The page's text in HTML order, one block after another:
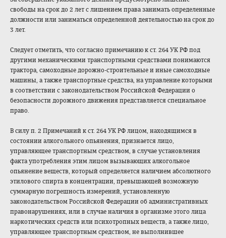
свободы на срок до 2 лет с лишением права занимать определенные
должности или заниматься определенной деятельностью на срок до
3 лет.
Следует отметить, что согласно примечанию к ст. 264 УК РФ под
другими механическими транспортными средствами понимаются
трактора, самоходные дорожно-строительные и иные самоходные
машины, а также транспортные средства, на управление которыми
в соответствии с законодательством Российской Федерации о
безопасности дорожного движения представляется специальное
право.
В силу п. 2 Примечаний к ст. 264 УК РФ лицом, находящимся в
состоянии алкогольного опьянения, признается лицо,
управляющее транспортным средством, в случае установления
факта употребления этим лицом вызывающих алкогольное
опьянение веществ, который определяется наличием абсолютного
этилового спирта в концентрации, превышающей возможную
суммарную погрешность измерений, установленную
законодательством Российской Федерации об административных
правонарушениях, или в случае наличия в организме этого лица
наркотических средств или психотропных веществ, а также лицо,
управляющее транспортным средством, не выполнившее